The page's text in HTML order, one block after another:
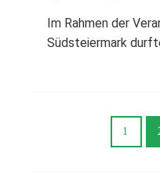
Im Rahmen der
Südsteiermark
1